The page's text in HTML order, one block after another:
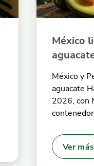
México
México y
aguacate
2026, con
Ver más